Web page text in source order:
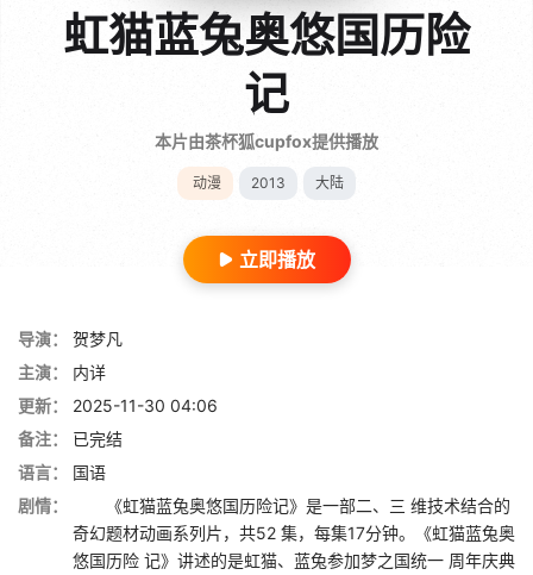
虹猫蓝兔奥悠国历险
记
本片由茶杯狐cupfox提供播放
动漫 2013 大陆
立即播放
导演：
贺梦凡
主演：
内详
更新：
2025-11-30 04:06
备注：
已完结
语言：
国语
剧情：
《虹猫蓝兔奥悠国历险记》是一部二、三 维技术结合的
奇幻题材动画系列片，共52 集，每集17分钟。《虹猫蓝兔奥
悠国历险 记》讲述的是虹猫、蓝兔参加梦之国统一 周年庆典